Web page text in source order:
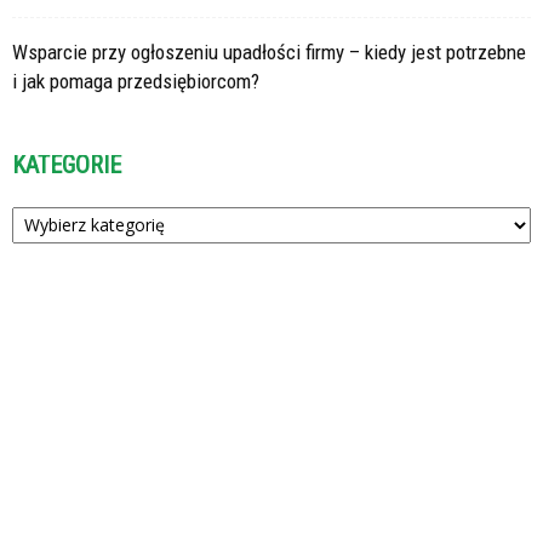
Wsparcie przy ogłoszeniu upadłości firmy – kiedy jest potrzebne
i jak pomaga przedsiębiorcom?
KATEGORIE
Kategorie